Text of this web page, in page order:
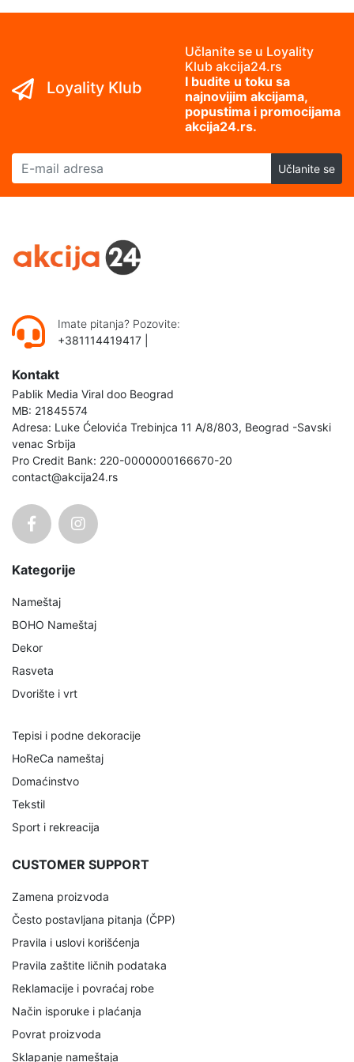
Loyality Klub
Učlanite se u Loyality
Klub akcija24.rs
I budite u toku sa
najnovijim akcijama,
popustima i promocijama
akcija24.rs.
E-mail adresa
Učlanite se
Imate pitanja? Pozovite:
+381114419417
Kontakt
Pablik Media Viral doo Beograd
MB: 21845574
Adresa: Luke Ćelovića Trebinjca 11 A/8/803, Beograd -Savski
venac Srbija
Pro Credit Bank: 220-0000000166670-20
contact@akcija24.rs
Kategorije
Nameštaj
BOHO Nameštaj
Dekor
Rasveta
Dvorište i vrt
Tepisi i podne dekoracije
HoReCa nameštaj
Domaćinstvo
Tekstil
Sport i rekreacija
CUSTOMER SUPPORT
Zamena proizvoda
Često postavljana pitanja (ČPP)
Pravila i uslovi korišćenja
Pravila zaštite ličnih podataka
Reklamacije i povraćaj robe
Način isporuke i plaćanja
Povrat proizvoda
Sklapanje nameštaja